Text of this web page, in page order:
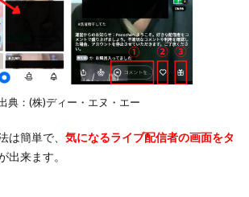
典：(株)ディー・エヌ・エー
は簡単で、 気になるライブ配信者の画面をタ
出来ます。